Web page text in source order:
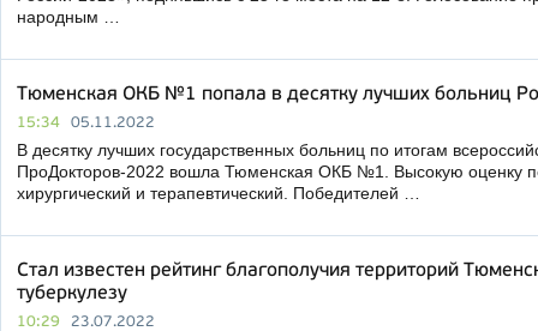
народным …
Тюменская ОКБ №1 попала в десятку лучших больниц
15:34 05.11.2022
В десятку лучших государственных больниц по итогам
ПроДокторов-2022 вошла Тюменская ОКБ №1. Высокую оценку
хирургический и терапевтический. Победителей …
Стал известен рейтинг благополучия территорий
туберкулезу
10:29 23.07.2022